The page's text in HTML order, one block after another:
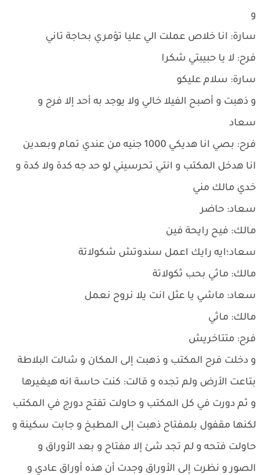
و
سارة: انا خلاص عملت الي عليا تؤمري بحاجة تاني
فرح: لا يا حبيبتي شكرا
سارة: سلام عليكو
و ذهبت و أصبح الفيلا خالي ولا يوجد به أحد إلا فرح و
سعاد
فرح: بصي انا هديكي 1000 جنيه من عندي تمام وبعدين
انا هدخل المكتب و انتي تحرسيني لو حد جه كدة ولا كدة و
خدي مالك مني
سعاد: حاضر
مالك: فيح رايحة فين
سعاد؛ايه رايك اعمل سندوتش شكولاتة
مالك: ماثي بحب ثكولاتة
سعاد: ماشي يا عثل انت يلا نروح نعمل
مالك: ماثي
فرح: متتاخريش
و دخلت فرح المكتب و ذهبت إلى المكان و شالت البلاطة
بتاعت الأرض ولم تجده و قالت: كنت حاسة انه هيغيرها
و ثم دورت في كل المكتب و حاولت تفتح دورج في المكتب
لكنها مقفول بلمفتاح ذهبت إلى المطبخ و جابت سكينة و
حاولت فتحه و لم تجد شئ إلا مفتاح و بعد الأوراق و
الصور و نظرت إلى الأوراق وجدت أن هذه أوراق عادي و